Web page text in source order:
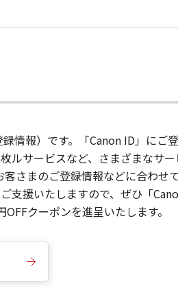
情報）です。「Canon ID」にご
ルサービスなど、さまざまなサ
さまのご登録情報などに合わせ
支援いたしますので、ぜひ「
クーポンを進呈いたします。